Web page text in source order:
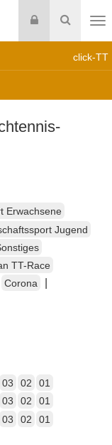
Suche
Login
click-TT
Erwachsene
Jugend
TT-Race
Corona
03 02 01
03 02 01
03 02
01